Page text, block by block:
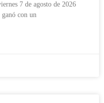
7 de agosto de 2026
con un